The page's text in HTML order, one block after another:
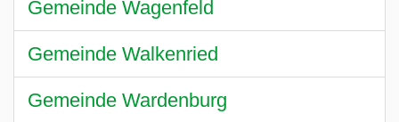
Gemeinde Wagenfeld
Gemeinde Walkenried
Gemeinde Wardenburg